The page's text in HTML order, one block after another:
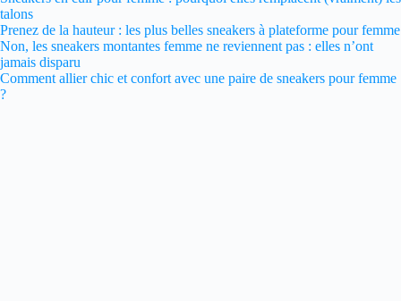
talons
Prenez de la hauteur : les plus belles sneakers à plateforme pour femme
Non, les sneakers montantes femme ne reviennent pas : elles n’ont
jamais disparu
Comment allier chic et confort avec une paire de sneakers pour femme
?